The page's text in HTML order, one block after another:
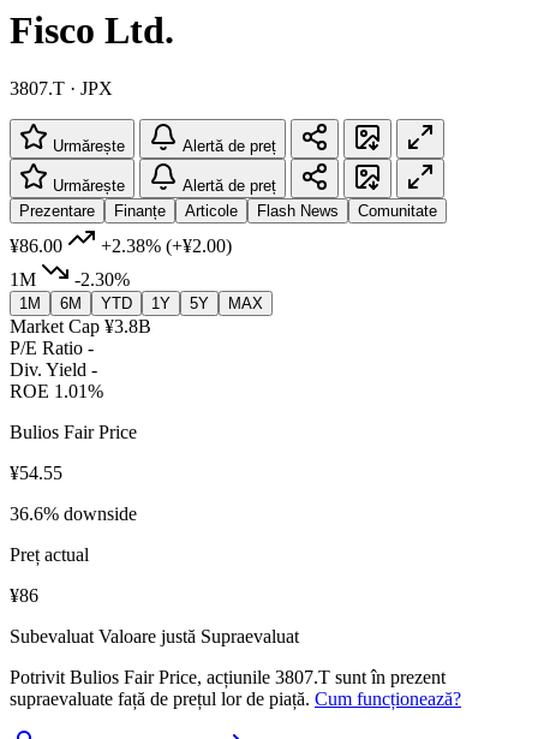
Fisco Ltd.
3807.T · JPX
Urmărește Alertă de preț
Urmărește
Alertă de preț
Prezentare
Finanțe Articole Flash News Comunitate
¥86.00 +2.38% (+¥2.00)
1M
-2.30%
1M 6M YTD 1Y 5Y MAX
Market Cap ¥3.8B
P/E Ratio -
Div. Yield -
ROE 1.01%
Bulios Fair Price
¥54.55
36.6% downside
Preț actual
¥86
Subevaluat Valoare justă Supraevaluat
Potrivit Bulios Fair Price, acțiunile 3807.T sunt în prezent
supraevaluate față de prețul lor de piață. Cum funcționează?